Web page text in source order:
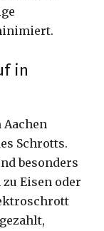
in
Schrotts.
besonders
Eisen oder